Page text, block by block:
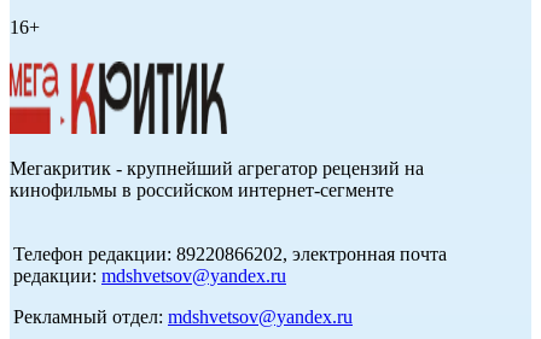
16+
Мегакритик - крупнейший агрегатор рецензий на
кинофильмы в российском интернет-сегменте
Телефон редакции: 89220866202, электронная почта
редакции: mdshvetsov@yandex.ru
Рекламный отдел: mdshvetsov@yandex.ru